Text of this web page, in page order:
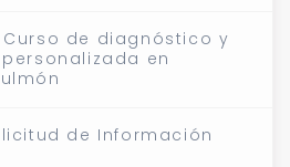
Curso de diagnóstico y
en
de Información